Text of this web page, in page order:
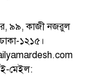
৯৯, কাজী নজরুল
১২১৫।
মেইল: